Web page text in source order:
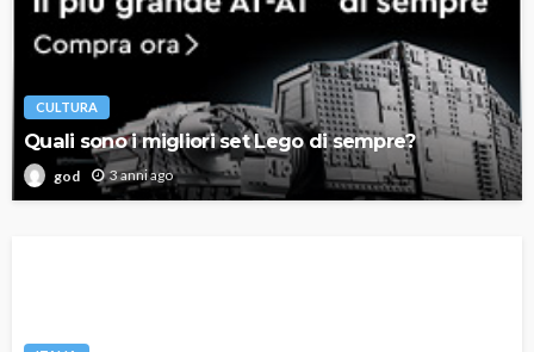
CULTURA
Quali sono i migliori set Lego di sempre?
god 3 anni ago